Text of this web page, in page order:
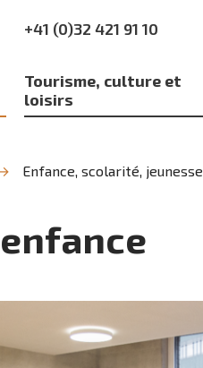
+41 (0)32 421 91 10
Tourisme, culture et
loisirs
Enfance, scolarité, jeunesse